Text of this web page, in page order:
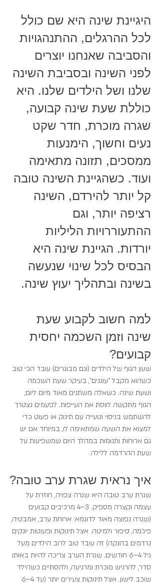
היגיינת שינה היא שם כולל
לכל ההרגלים, ההתנהגויות
והסביבה שאנחנו יוצרים
לפני השינה ובסביבת השינה
שלנו ושל הילדים שלנו. היא
כוללת שעת שינה קבועה,
שגרה מוכרת, חדר שקט
נעים וחשוך, הימנעות
ממסכים, תזונה מתאימה
ועוד. כשהגיינת השינה טובה
קל יותר להירדם, השינה
רציפה יותר, וגם
ההתעוררויות הליליות
יורדות. הגיינת שינה היא
הבסיס לכל שינוי שנעשה
בשינה ובתהליך יעוץ שינה.
למה חשוב לקבוע שעת
שינה וזמן השכמה יחסית
קבועים?
שעון הגוף של הילדים (וגם מבוגרים) עובד הכי טוב
כשהוא מקבל "עוגנים", בעיקר שעת השכמה
ושעת שינה. כשאלה משתנים מאוד מיום ליום,
הגוף מתקשה לווסת את העייפות. לפעמים נצטרך
להשתמש בניסוי וטעייה עם תינוק או פעוט כדי
למצוא את השעה שמתאימה לו, במיוחד אם יש
גם ארוחות ותנומות במהלך היום שמשפיעות על
שעת ההרדמה ללילה.
איך נראית שגרת ערב טובה?
שגרת ערב טובה היא שגרה צפויה, חוזרת על
עצמה וקצרה מספיק. 3–4 מרכיבים קבועים
(שגרה נפוצה מאוד לדוגמא: ארוחת ערב, אמבטיה,
פיג'מה, סיפור ולמיטה. אצל תינוקות ופעוטות יונקים
נרדמים בהנקה) זה עובד טוב לרוב הילדים מעל
גיל 4–6 חודשים. שגרת הערב צריכה להיות באותו
סדר, להרגיש מוכרת ומרגיעה, ולהסתיים כשהילד